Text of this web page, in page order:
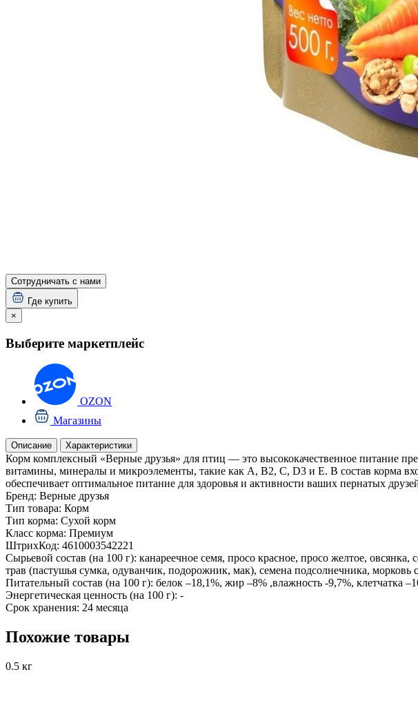
Сотрудничать с нами
Где купить
×
Выберите маркетплейс
OZON
Магазины
Описание Характеристики
Корм комплексный «Верные друзья» для птиц — это высококачественное питание
витамины, минералы и микроэлементы, такие как A, B2, C, D3 и E. В состав корма
обеспечивает оптимальное питание для здоровья и активности ваших пернатых
Бренд: Верные друзья
Тип товара: Корм
Тип корма: Сухой корм
Класс корма: Премиум
ШтрихКод: 4610003542221
Сырьевой состав (на 100 г): канареечное семя, просо красное, просо желтое,
трав (пастушья сумка, одуванчик, подорожник, мак), семена подсолнечника, морковь
Питательный состав (на 100 г): белок –18,1%, жир –8% ,влажность -9,7%, клетчатка
Энергетическая ценность (на 100 г): -
Срок хранения: 24 месяца
Похожие товары
0.5 кг